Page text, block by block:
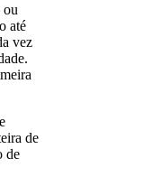
ou
até
vez
de
de